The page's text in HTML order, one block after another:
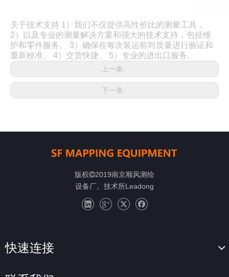
关于技术支持 1）我们不仅提供高性价比的测量工具，
2）以及专业的测量解决方案和强大的技术支持，包括维
护和零件服务。 3）确保在每次装运前对质量进行验证和
重新校准。 4）交货快捷。 5）专业的进出口服务。
上一条:
下一条:
版权2019南京顺风测绘
设备厂。技术所Leadong
快速连接